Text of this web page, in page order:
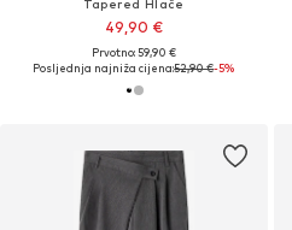
Tapered Hlače
49,90 €
Prvotno: 59,90 €
Posljednja najniža cijena:52,90 €-5%